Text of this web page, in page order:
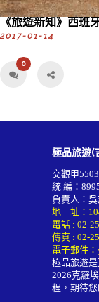
《旅遊新知》西班
2017-01-14
0
極品旅遊(
交觀甲
統 編：
負責人：
地 址：
電話 : 02-
傳真 : 02-
電子郵件：
極品旅遊
2026克羅
程 ，期待